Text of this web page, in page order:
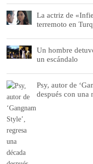
La actriz de
terremoto en
Un hombre
un escándalo
Psy, autor de
después con una